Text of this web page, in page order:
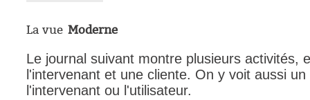
La vue Moderne
Le journal suivant montre plusieurs activités,
l'intervenant et une cliente. On y voit aussi
l'intervenant ou l'utilisateur.